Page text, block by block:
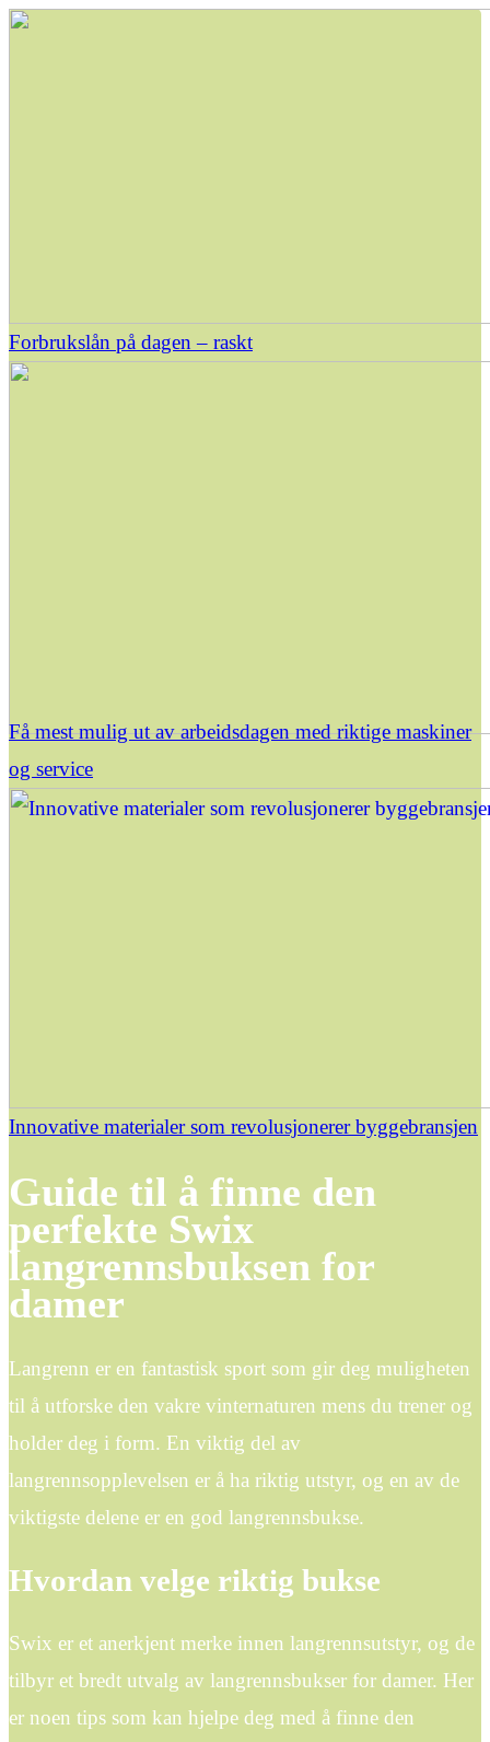
Forbrukslån på dagen – raskt
Få mest mulig ut av arbeidsdagen med riktige maskiner
og service
Innovative materialer som revolusjonerer byggebransjen
Guide til å finne den
perfekte Swix
langrennsbuksen for
damer
Langrenn er en fantastisk sport som gir deg muligheten
til å utforske den vakre vinternaturen mens du trener og
holder deg i form. En viktig del av
langrennsopplevelsen er å ha riktig utstyr, og en av de
viktigste delene er en god langrennsbukse.
Hvordan velge riktig bukse
Swix er et anerkjent merke innen langrennsutstyr, og de
tilbyr et bredt utvalg av langrennsbukser for damer. Her
er noen tips som kan hjelpe deg med å finne den